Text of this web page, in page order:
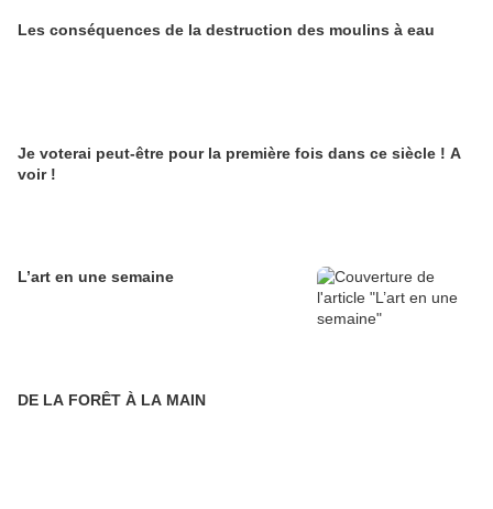
Les conséquences de la destruction des moulins à eau
Je voterai peut-être pour la première fois dans ce siècle ! A
voir !
L’art en une semaine
DE LA FORÊT À LA MAIN